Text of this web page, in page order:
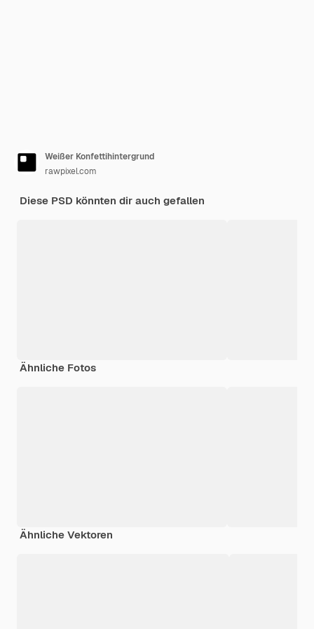
Weißer Konfettihintergrund
rawpixel.com
Diese PSD könnten dir auch gefallen
Ähnliche Fotos
Ähnliche Vektoren